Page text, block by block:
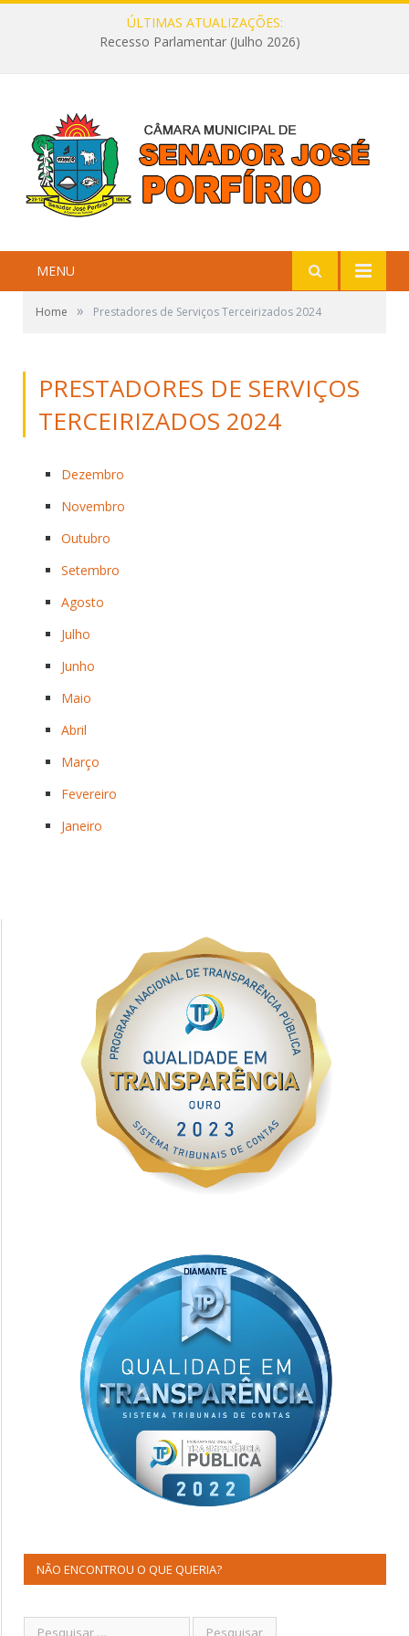
ÚLTIMAS ATUALIZAÇÕES:
Recesso Parlamentar (Julho 2026)
MENU
Home » Prestadores de Serviços Terceirizados 2024
PRESTADORES DE SERVIÇOS
TERCEIRIZADOS 2024
Dezembro
Novembro
Outubro
Setembro
Agosto
Julho
Junho
Maio
Abril
Março
Fevereiro
Janeiro
NÃO ENCONTROU O QUE QUERIA?